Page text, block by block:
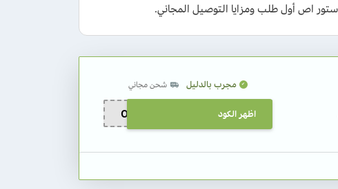
مجرب بالدليل شحن مجاني
OS70 اظهر الكود